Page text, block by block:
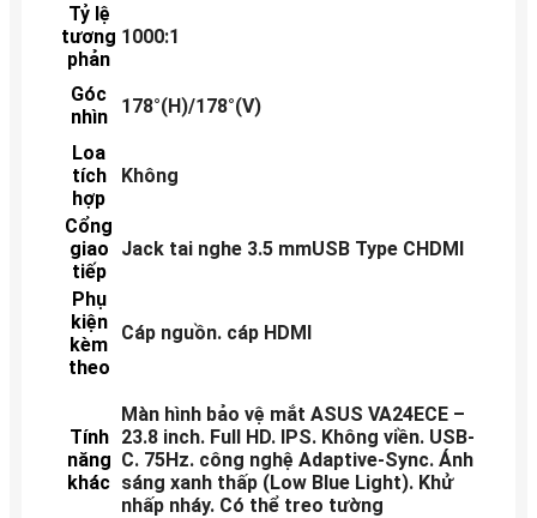
Tỷ lệ
tương
phản
1000:1
Góc
nhìn
178°(H)/178°(V)
Loa
tích
hợp
Không
Cổng
giao
tiếp
Jack tai nghe 3.5 mmUSB Type CHDMI
Phụ
kiện
kèm
theo
Cáp nguồn. cáp HDMI
Tính
năng
khác
Màn hình bảo vệ mắt ASUS VA24ECE –
23.8 inch. Full HD. IPS. Không viền. USB-
C. 75Hz. công nghệ Adaptive-Sync. Ánh
sáng xanh thấp (Low Blue Light). Khử
nhấp nháy. Có thể treo tường